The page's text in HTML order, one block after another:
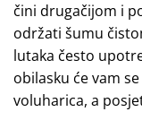
čini drugačijom i
održati šumu
lutaka često
obilasku će vam
voluharica, a